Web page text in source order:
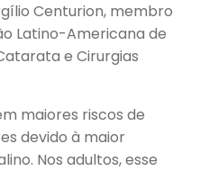
Centurion, membro
Latino-Americana de
e Cirurgias
maiores riscos de
devido à maior
Nos adultos, esse